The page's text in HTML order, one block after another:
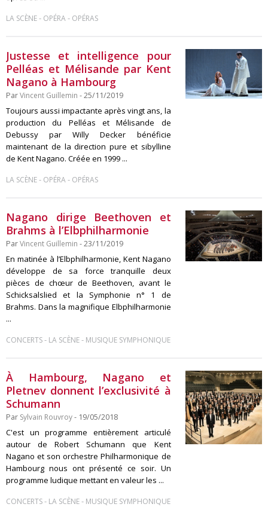
LA SCÈNE- OPÉRA- OPÉRAS
Justesse et intelligence pour
Pelléas et Mélisande par Kent
Nagano à Hambourg
ParVincent Guillemin - 25/11/2019
Toujours aussi impactante après vingt ans, la
production du Pelléas et Mélisande de
Debussy par Willy Decker bénéficie
maintenant de la direction pure et sibylline
de Kent Nagano. Créée en 1999 ...
LA SCÈNE- OPÉRA- OPÉRAS
Nagano dirige Beethoven et
Brahms à l’Elbphilharmonie
ParVincent Guillemin - 23/11/2019
En matinée à l’Elbphilharmonie, Kent Nagano
développe de sa force tranquille deux
pièces de chœur de Beethoven, avant le
Schicksalslied et la Symphonie n° 1 de
Brahms. Dans la magnifique Elbphilharmonie
...
CONCERTS- LA SCÈNE- MUSIQUE SYMPHONIQUE
À Hambourg, Nagano et
Pletnev donnent l’exclusivité à
Schumann
Par Sylvain Rouvroy- 19/05/2018
C'est un programme entièrement articulé
autour de Robert Schumann que Kent
Nagano et son orchestre Philharmonique de
Hambourg nous ont présenté ce soir. Un
programme ludique mettant en valeur les ...
CONCERTS- LA SCÈNE- MUSIQUE SYMPHONIQUE